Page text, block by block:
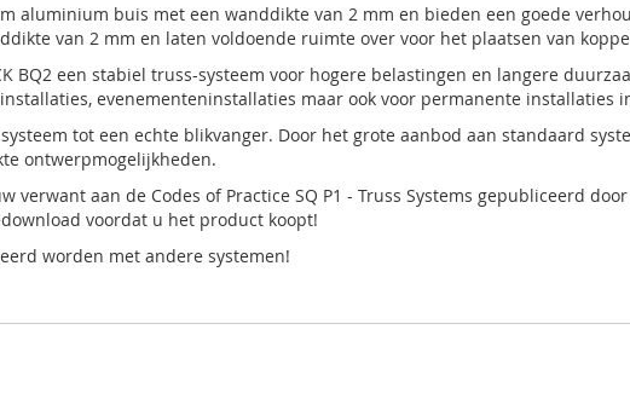
aluminium buis met een wanddikte van 2 mm en bieden een goede
van 2 mm en laten voldoende ruimte over voor het plaatsen van
BQ2 een stabiel truss-systeem voor hogere belastingen en langere
evenementeninstallaties maar ook voor permanente installaties
tot een echte blikvanger. Door het grote aanbod aan standaard
ontwerpmogelijkheden.
aan de Codes of Practice SQ P1 - Truss Systems gepubliceerd door
voordat u het product koopt!
worden met andere systemen!